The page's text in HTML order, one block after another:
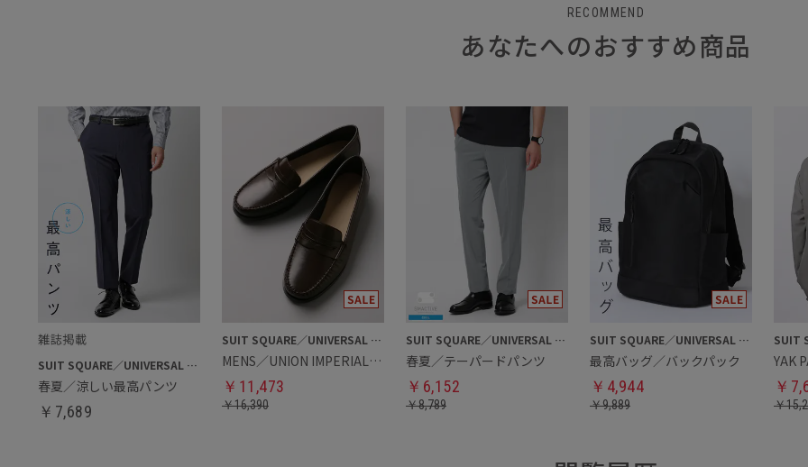
RECOMMEND
あなたへのおすすめ商品
SUIT SQUARE／UNIVERSAL LANGUAGE
春夏／涼しい最高パンツ
￥ 7,689
SUIT SQUARE／UNIVERSAL LANGUAGE
MENS／UNION IMPERIAL監修／コインローファー
￥ 11,473
￥16,390
SUIT SQUARE／UNIVERSAL LANGUAGE
春夏／テーパードパンツ
￥ 6,152
￥8,789
SUIT SQUARE／UNIVERSAL LANGUAGE
最高バッグ／バックパック
￥ 4,944
￥9,889
￥
￥